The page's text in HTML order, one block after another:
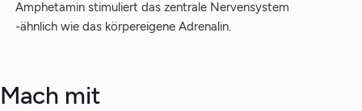
Amphetamin stimuliert das zentrale Nervensystem
-ähnlich wie das körpereigene Adrenalin.
Mach mit